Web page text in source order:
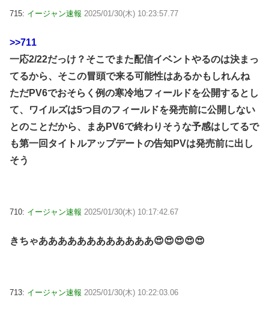
715: イージャン速報 2025/01/30(木) 10:23:57.77
>>711
一応2/22だっけ？そこでまた配信イベントやるのは決まっ
てるから、そこの冒頭で来る可能性はあるかもしれんね
ただPV6でおそらく例の寒冷地フィールドを公開するとし
て、ワイルズは5つ目のフィールドを発売前に公開しない
とのことだから、まあPV6で終わりそうな予感はしてるで
も第一回タイトルアップデートの告知PVは発売前に出し
そう
710: イージャン速報 2025/01/30(木) 10:17:42.67
きちゃああああああああああああ😍😍😍😍😍
713: イージャン速報 2025/01/30(木) 10:22:03.06